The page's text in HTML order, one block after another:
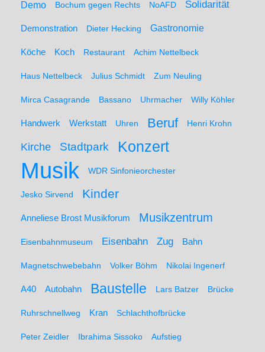
Demo Bochum gegen Rechts NoAFD Solidarität
Demonstration Dieter Hecking Gastronomie
Köche Koch Restaurant Achim Nettelbeck
Haus Nettelbeck Julius Schmidt Zum Neuling
Mirca Casagrande Bassano Uhrmacher Willy Köhler
Handwerk Werkstatt Uhren Beruf Henri Krohn
Kirche Stadtpark Konzert
Musik WDR Sinfonieorchester
Jesko Sirvend Kinder
Anneliese Brost Musikforum Musikzentrum
Eisenbahnmuseum Eisenbahn Zug Bahn
Magnetschwebebahn Volker Böhm Nikolai Ingenerf
A40 Autobahn Baustelle Lars Batzer Brücke
Ruhrschnellweg Kran Schlachthofbrücke
Peter Zeidler Ibrahima Sissoko Aufstieg